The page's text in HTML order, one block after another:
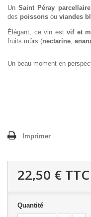
UnSaint Péray parcellaire
des poissons ou viandes
Élégant, ce vin est vif et
fruits mûrs (nectarine
Un beau moment en
Imprimer
22,50 € TTC
Quantité